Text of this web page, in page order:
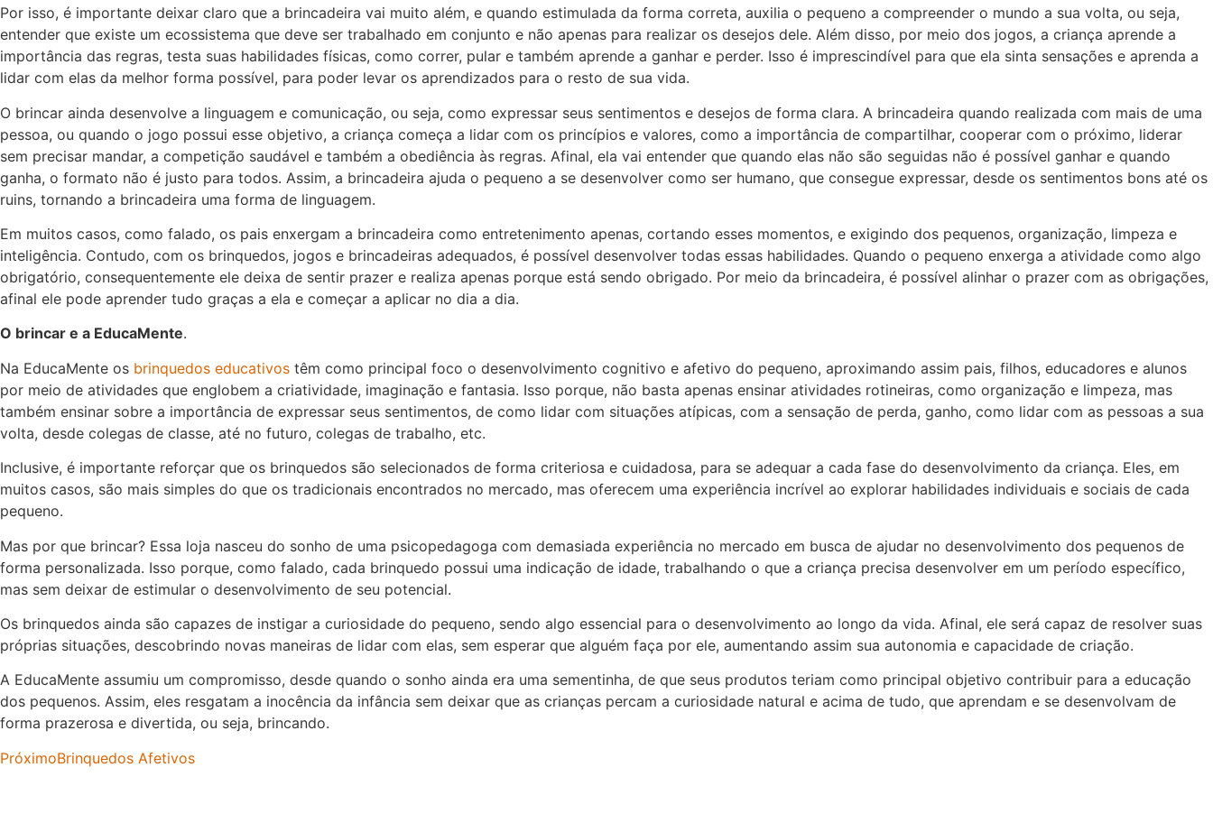
Por isso, é importante deixar claro que a brincadeira vai muito além, e quando estimulada da forma correta, auxilia o pequeno a compreender o mundo a sua volta, ou seja,
entender que existe um ecossistema que deve ser trabalhado em conjunto e não apenas para realizar os desejos dele. Além disso, por meio dos jogos, a criança aprende a
importância das regras, testa suas habilidades físicas, como correr, pular e também aprende a ganhar e perder. Isso é imprescindível para que ela sinta sensações e aprenda a
lidar com elas da melhor forma possível, para poder levar os aprendizados para o resto de sua vida.
O brincar ainda desenvolve a linguagem e comunicação, ou seja, como expressar seus sentimentos e desejos de forma clara. A brincadeira quando realizada com mais de uma
pessoa, ou quando o jogo possui esse objetivo, a criança começa a lidar com os princípios e valores, como a importância de compartilhar, cooperar com o próximo, liderar
sem precisar mandar, a competição saudável e também a obediência às regras. Afinal, ela vai entender que quando elas não são seguidas não é possível ganhar e quando
ganha, o formato não é justo para todos. Assim, a brincadeira ajuda o pequeno a se desenvolver como ser humano, que consegue expressar, desde os sentimentos bons até os
ruins, tornando a brincadeira uma forma de linguagem.
Em muitos casos, como falado, os pais enxergam a brincadeira como entretenimento apenas, cortando esses momentos, e exigindo dos pequenos, organização, limpeza e
inteligência. Contudo, com os brinquedos, jogos e brincadeiras adequados, é possível desenvolver todas essas habilidades. Quando o pequeno enxerga a atividade como algo
obrigatório, consequentemente ele deixa de sentir prazer e realiza apenas porque está sendo obrigado. Por meio da brincadeira, é possível alinhar o prazer com as obrigações,
afinal ele pode aprender tudo graças a ela e começar a aplicar no dia a dia.
O brincar e a EducaMente.
Na EducaMente os brinquedos educativos têm como principal foco o desenvolvimento cognitivo e afetivo do pequeno, aproximando assim pais, filhos, educadores e alunos
por meio de atividades que englobem a criatividade, imaginação e fantasia. Isso porque, não basta apenas ensinar atividades rotineiras, como organização e limpeza, mas
também ensinar sobre a importância de expressar seus sentimentos, de como lidar com situações atípicas, com a sensação de perda, ganho, como lidar com as pessoas a sua
volta, desde colegas de classe, até no futuro, colegas de trabalho, etc.
Inclusive, é importante reforçar que os brinquedos são selecionados de forma criteriosa e cuidadosa, para se adequar a cada fase do desenvolvimento da criança. Eles, em
muitos casos, são mais simples do que os tradicionais encontrados no mercado, mas oferecem uma experiência incrível ao explorar habilidades individuais e sociais de cada
pequeno.
Mas por que brincar? Essa loja nasceu do sonho de uma psicopedagoga com demasiada experiência no mercado em busca de ajudar no desenvolvimento dos pequenos de
forma personalizada. Isso porque, como falado, cada brinquedo possui uma indicação de idade, trabalhando o que a criança precisa desenvolver em um período específico,
mas sem deixar de estimular o desenvolvimento de seu potencial.
Os brinquedos ainda são capazes de instigar a curiosidade do pequeno, sendo algo essencial para o desenvolvimento ao longo da vida. Afinal, ele será capaz de resolver suas
próprias situações, descobrindo novas maneiras de lidar com elas, sem esperar que alguém faça por ele, aumentando assim sua autonomia e capacidade de criação.
A EducaMente assumiu um compromisso, desde quando o sonho ainda era uma sementinha, de que seus produtos teriam como principal objetivo contribuir para a educação
dos pequenos. Assim, eles resgatam a inocência da infância sem deixar que as crianças percam a curiosidade natural e acima de tudo, que aprendam e se desenvolvam de
forma prazerosa e divertida, ou seja, brincando.
PróximoBrinquedos Afetivos